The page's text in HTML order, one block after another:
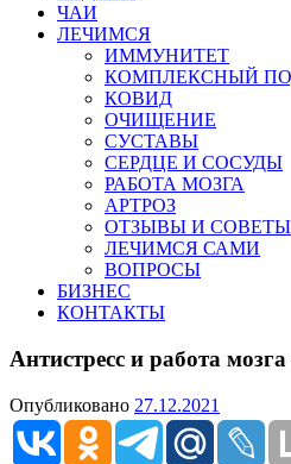
ЧАИ
ЛЕЧИМСЯ
ИММУНИТЕТ
КОМПЛЕКСНЫЙ
КОВИД
ОЧИЩЕНИЕ
СУСТАВЫ
СЕРДЦЕ И СОСУДЫ
РАБОТА МОЗГА
АРТРОЗ
ОТЗЫВЫ И СОВЕТЫ
ЛЕЧИМСЯ САМИ
ВОПРОСЫ
БИЗНЕС
КОНТАКТЫ
Антистресс и работа
Опубликовано 27.12.2021